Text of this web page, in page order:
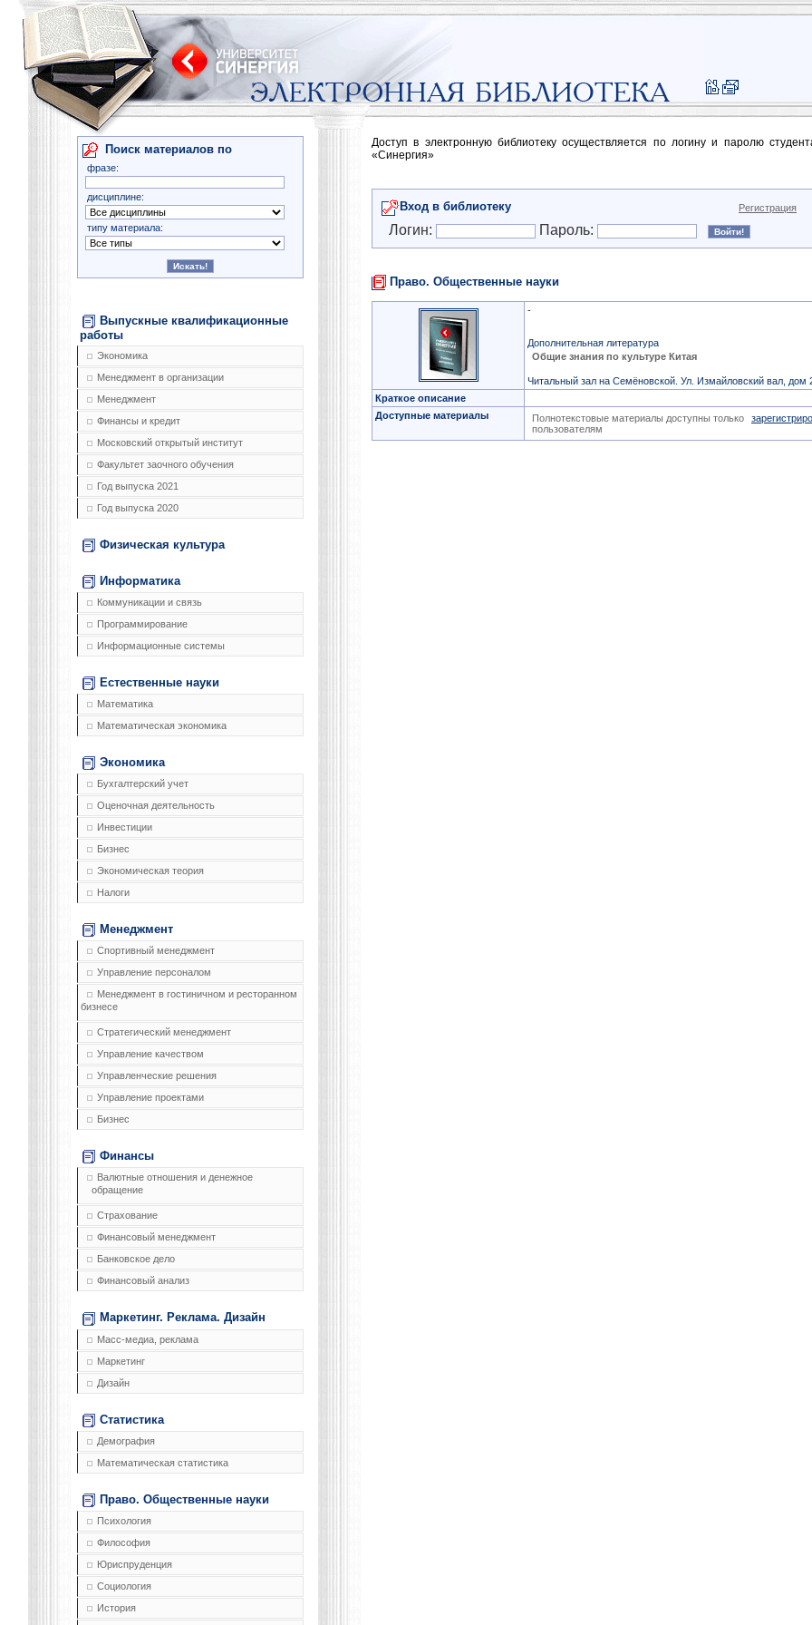
Поиск материалов по
фразе:
дисциплине:
типу материала:
Выпускные квалификационные
работы
Экономика
Менеджмент в организации
Менеджмент
Финансы и кредит
Московский открытый институт
Факультет заочного обучения
Год выпуска 2021
Год выпуска 2020
Физическая культура
Информатика
Коммуникации и связь
Программирование
Информационные системы
Естественные науки
Математика
Математическая экономика
Экономика
Бухгалтерский учет
Оценочная деятельность
Инвестиции
Бизнес
Экономическая теория
Налоги
Менеджмент
Спортивный менеджмент
Управление персоналом
Менеджмент в гостиничном и ресторанном
бизнесе
Стратегический менеджмент
Управление качеством
Управленческие решения
Управление проектами
Бизнес
Финансы
Валютные отношения и денежное
обращение
Страхование
Финансовый менеджмент
Банковское дело
Финансовый анализ
Маркетинг. Реклама. Дизайн
Масс-медиа, реклама
Маркетинг
Дизайн
Статистика
Демография
Математическая статистика
Право. Общественные науки
Психология
Философия
Юриспруденция
Социология
История
Доступ в электронную библиотеку осуществляется по логину и паролю
«Синергия»
Вход в библиотеку Регистрация
Логин: Пароль:
Право. Общественные науки
-
Дополнительная литература
Общие знания по культуре Китая
Читальный зал на Семёновской. Ул. Измайловский вал, дом
Краткое описание
Доступные материалы
Полнотекстовые материалы доступны только
пользователям